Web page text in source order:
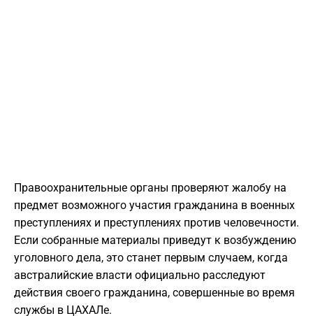
Правоохранительные органы проверяют жалобу на
предмет возможного участия гражданина в военных
преступлениях и преступлениях против человечности.
Если собранные материалы приведут к возбуждению
уголовного дела, это станет первым случаем, когда
австралийские власти официально расследуют
действия своего гражданина, совершенные во время
службы в ЦАХАЛе.